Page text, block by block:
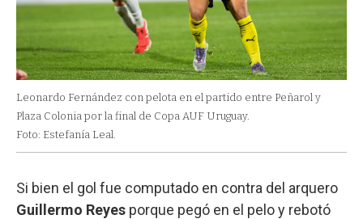
Leonardo Fernández con pelota en el partido entre Peñarol y
Plaza Colonia por la final de Copa AUF Uruguay.
Foto: Estefanía Leal.
Si bien el gol fue computado en contra del arquero
Guillermo Reyes porque pegó en el pelo y rebotó